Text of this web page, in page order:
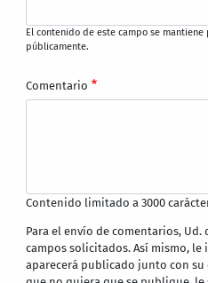
El contenido de este campo se
públicamente.
Comentario
Contenido limitado a 3000
Para el envío de comentarios,
campos solicitados. Así mismo,
aparecerá publicado junto con